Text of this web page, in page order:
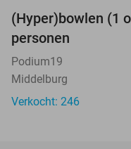
(Hyper)bowlen (1
personen
Podium19
Middelburg
Verkocht: 246